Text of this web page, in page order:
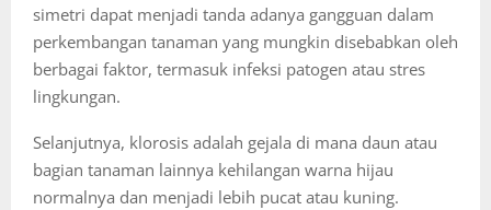
simetri dapat menjadi tanda adanya gangguan dalam
perkembangan tanaman yang mungkin disebabkan oleh
berbagai faktor, termasuk infeksi patogen atau stres
lingkungan.
Selanjutnya, klorosis adalah gejala di mana daun atau
bagian tanaman lainnya kehilangan warna hijau
normalnya dan menjadi lebih pucat atau kuning.